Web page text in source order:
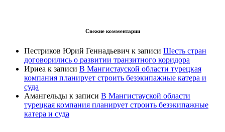
Свежие комментарии
Пестриков Юрий Геннадьевич к записи Шесть стран
договорились о развитии транзитного коридора
Ириеа к записи В Мангистауской области турецкая
компания планирует строить безэкипажные катера и
суда
Амангельды к записи В Мангистауской области
турецкая компания планирует строить безэкипажные
катера и суда